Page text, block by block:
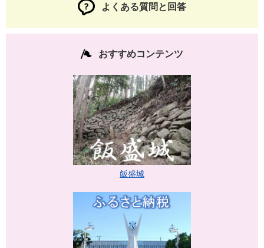
よくある質問と回答
おすすめコンテンツ
飯盛城